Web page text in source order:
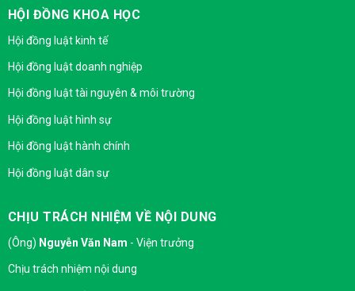
HỘI ĐỒNG KHOA HỌC
Hội đồng luật kinh tế
Hội đồng luật doanh nghiệp
Hội đồng luật tài nguyên & môi trường
Hội đồng luật hình sự
Hội đồng luật hành chính
Hội đồng luật dân sự
CHỊU TRÁCH NHIỆM VỀ NỘI DUNG
(Ông) Nguyễn Văn Nam - Viện trưởng
Chịu trách nhiệm nội dung